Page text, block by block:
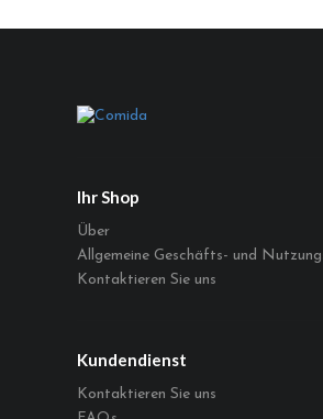
Ihr Shop
Über
Allgemeine Geschäfts- und
Kontaktieren Sie uns
Kundendienst
Kontaktieren Sie uns